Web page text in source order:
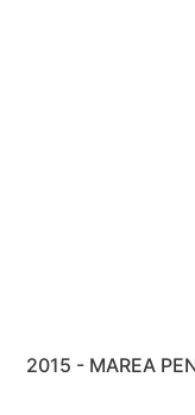
2015 - MAREA